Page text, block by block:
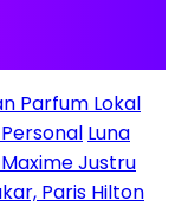
Parfum Lokal
Luna
Justru
Paris Hilton